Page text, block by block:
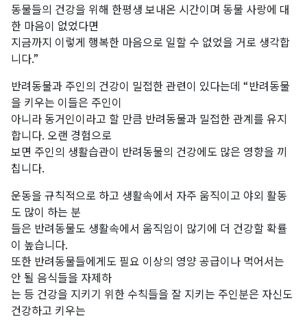
동물들의 건강을 위해 한평생 보내온 시간이며 동물 사랑에 대
한 마음이 없었다면
지금까지 이렇게 행복한 마음으로 일할 수 없었을 거로 생각합
니다.”
반려동물과 주인의 건강이 밀접한 관련이 있다는데 “반려동물
을 키우는 이들은 주인이
아니라 동거인이라고 할 만큼 반려동물과 밀접한 관계를 유지
합니다. 오랜 경험으로
보면 주인의 생활습관이 반려동물의 건강에도 많은 영향을 끼
칩니다.
운동을 규칙적으로 하고 생활속에서 자주 움직이고 야외 활동
도 많이 하는 분
들은 반려동물도 생활속에서 움직임이 많기에 더 건강할 확률
이 높습니다.
또한 반려동물들에게도 필요 이상의 영양 공급이나 먹어서는
안 될 음식들을 자제하
는 등 건강을 지키기 위한 수칙들을 잘 지키는 주인분은 자신도
건강하고 키우는